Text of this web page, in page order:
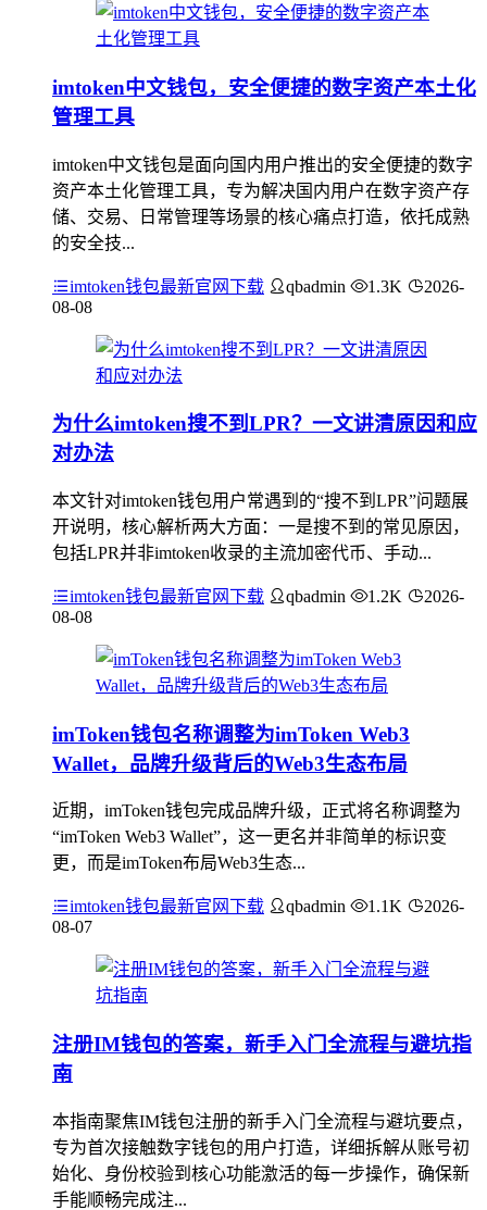
imtoken中文钱包，安全便捷的数字资产本土化
管理工具
imtoken中文钱包是面向国内用户推出的安全便捷的数字
资产本土化管理工具，专为解决国内用户在数字资产存
储、交易、日常管理等场景的核心痛点打造，依托成熟
的安全技...
imtoken钱包最新官网下载 qbadmin 1.3K
2026-
08-08
为什么imtoken搜不到LPR？一文讲清原因和应
对办法
本文针对imtoken钱包用户常遇到的“搜不到LPR”问题展
开说明，核心解析两大方面：一是搜不到的常见原因，
包括LPR并非imtoken收录的主流加密代币、手动...
imtoken钱包最新官网下载 qbadmin 1.2K
2026-
08-08
imToken钱包名称调整为imToken Web3
Wallet，品牌升级背后的Web3生态布局
近期，imToken钱包完成品牌升级，正式将名称调整为
“imToken Web3 Wallet”，这一更名并非简单的标识变
更，而是imToken布局Web3生态...
imtoken钱包最新官网下载 qbadmin 1.1K
2026-
08-07
注册IM钱包的答案，新手入门全流程与避坑指
南
本指南聚焦IM钱包注册的新手入门全流程与避坑要点，
专为首次接触数字钱包的用户打造，详细拆解从账号初
始化、身份校验到核心功能激活的每一步操作，确保新
手能顺畅完成注...